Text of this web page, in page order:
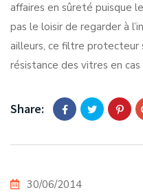
affaires en sûreté puisque
pas le loisir de regarder à
ailleurs, ce filtre protecteur
résistance des vitres en
Share:
30/06/2014